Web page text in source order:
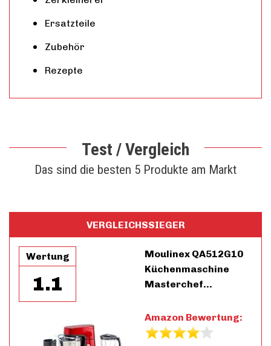
Ersatzteile
Zubehör
Rezepte
Test / Vergleich
Das sind die besten 5 Produkte am Markt
VERGLEICHSSIEGER
Wertung
1.1
Moulinex QA512G10
Küchenmaschine
Masterchef…
Amazon Bewertung: